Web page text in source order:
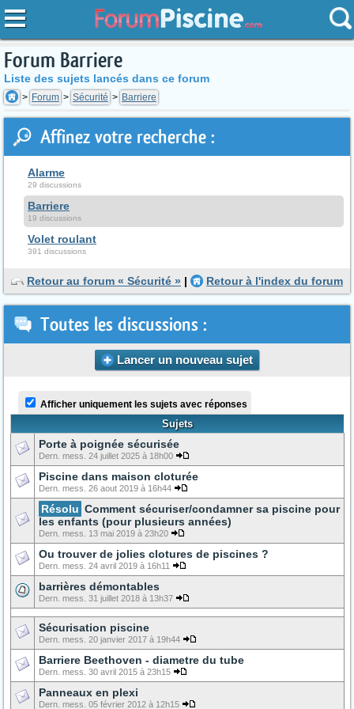
Forum Barriere
Liste des sujets lancés dans ce forum
Forum Sécurité Barriere
Affinez votre recherche :
Alarme
29 discussions
Barriere
19 discussions
Volet roulant
391 discussions
Retour au forum « Sécurité » | Retour à l'index du forum
Toutes les discussions :
Lancer un nouveau sujet
Afficher uniquement les sujets avec réponses
Sujets
Porte à poignée sécurisée
Dern. mess. 24 juillet 2025 à 18h00
Piscine dans maison cloturée
Dern. mess. 26 aout 2019 à 16h44
Résolu Comment sécuriser/condamner sa piscine pour
les enfants (pour plusieurs années)
Dern. mess. 13 mai 2019 à 23h20
Ou trouver de jolies clotures de piscines ?
Dern. mess. 24 avril 2019 à 16h11
barrières démontables
Dern. mess. 31 juillet 2018 à 13h37
Sécurisation piscine
Dern. mess. 20 janvier 2017 à 19h44
Barriere Beethoven - diametre du tube
Dern. mess. 30 avril 2015 à 23h15
Panneaux en plexi
Dern. mess. 05 février 2012 à 12h15